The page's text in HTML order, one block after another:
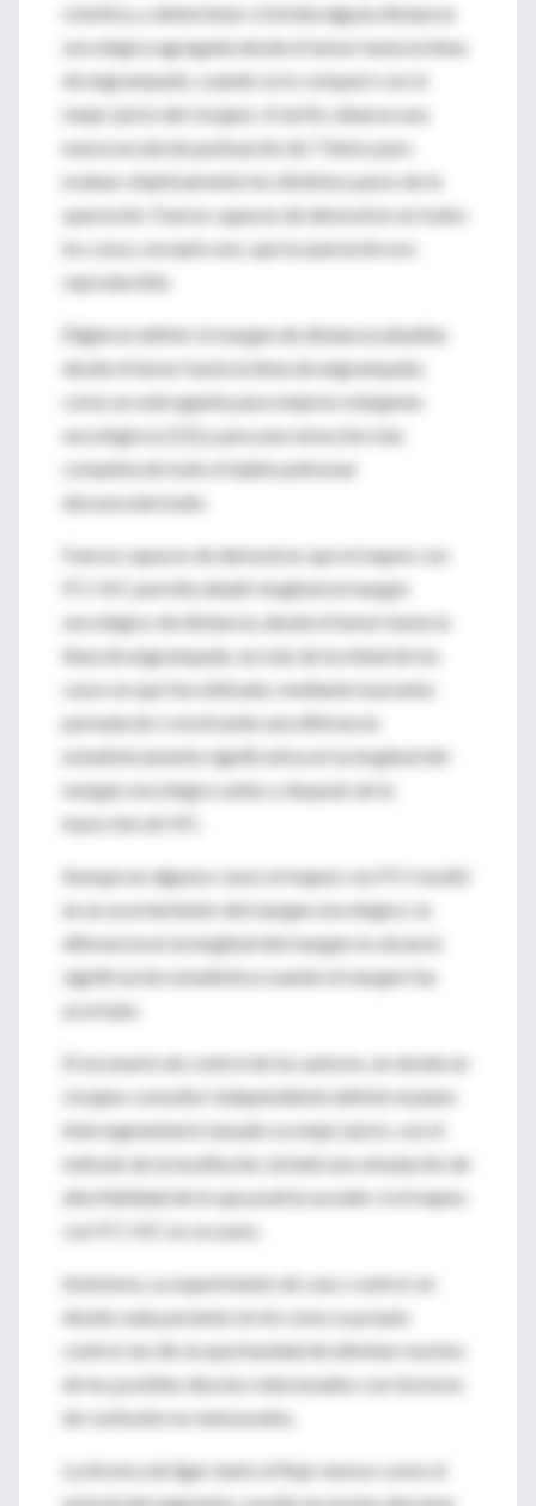
robótica, y determinar si brinda alguna distancia
oncológica agregada desde el tumor hasta la línea
de engrampado, cuando se lo comparó con el
mejor juicio del cirujano. A tal fin, idearon una
nueva escala de puntuación de 7 ítems para
evaluar objetivamente los distintos pasos de la
operación. Fueron capaces de demostrar en todos
los casos, excepto uno, que la operación era
reproducible.
Eligieron definir el margen de distancia añadido
desde el tumor hasta la línea de engrampado,
como un subrogante para mejores márgenes
oncológicos [12] y para una remoción más
completa de todo el tejido pulmonar
desvascularizado.
Fueron capaces de demostrar que el mapeo con
FCI-VIC permite añadir longitud al margen
oncológico de distancia, desde el tumor hasta la
línea de engrampado, en más de la mitad de los
casos en que fue utilizado, mediante la prueba
pareada de
, mostrando una diferencia
estadísticamente significativa en la longitud del
margen oncológico antes y después de la
inyección de VIC.
Aunque en algunos casos el mapeo con FCI resultó
en un acortamiento del margen oncológico, la
diferencia en la longitud del margen no alcanzó
significación estadística cuando el margen fue
acortado.
El escenario de control de los autores, en donde un
cirujano consultor independiente definió el plano
intersegmentario basado su mejor juicio, con el
método de la insuflación, brindó una simulación de
alta fidelidad de lo que podría suceder si el mapeo
con FCI-VIC no se usara.
Asimismo, su experimento de caso-control, en
donde cada paciente sirvió como su propio
control, les dio la oportunidad de eliminar muchos
de los posibles desvíos relacionados con factores
de confusión no mensurados.
La técnica de ligar tanto el flujo venoso como el